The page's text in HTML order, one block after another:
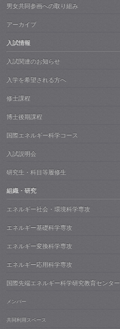
男女共同参画への取り組み
アーカイブ
入試情報
入試関連のお知らせ
入学を希望される方へ
修士課程
博士後期課程
国際エネルギー科学コース
入試説明会
研究生・科目等履修生
組織・研究
エネルギー社会・環境科学専攻
エネルギー基礎科学専攻
エネルギー変換科学専攻
エネルギー応用科学専攻
国際先端エネルギー科学研究教育センター
メンバー
共同利用スペース